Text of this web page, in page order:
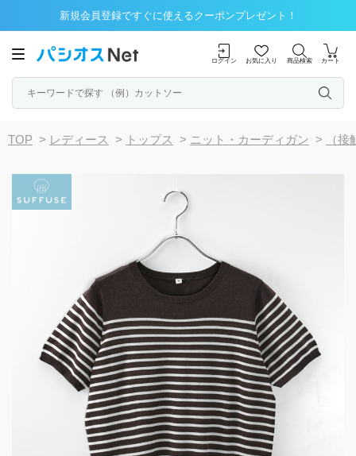
新規会員登録ですぐに使えるクーポンプレゼント！
ログイン お気に入り 商品検索 カート
TOP > レディース > トップス > ニット・カーディガン > （